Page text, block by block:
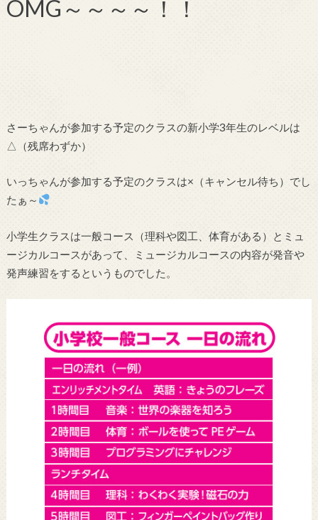
OMG～～～～！！
さーちゃんが参加する予定のクラスの新小学3年生のレベルは
△（残席わずか）
いっちゃんが参加する予定のクラスは×（キャンセル待ち）でし
たぁ～
小学生クラスは一般コース（理科や図工、体育がある）とミュ
ージカルコースがあって、ミュージカルコースの内容が発音や
発声練習をするというものでした。